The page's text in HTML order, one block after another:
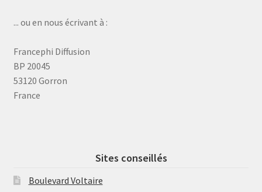
... ou en nous écrivant à :
Francephi Diffusion
BP 20045
53120 Gorron
France
Sites conseillés
Boulevard Voltaire